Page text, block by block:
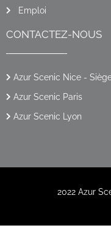
Emploi
CONTACTEZ-NOUS
Azur Scenic Nice -
Azur Scenic Paris
Azur Scenic Lyon
2022 Azur